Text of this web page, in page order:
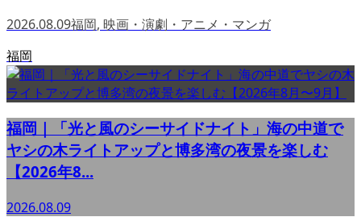
2026.08.09福岡, 映画・演劇・アニメ・マンガ
福岡
福岡｜「光と風のシーサイドナイト」海の中道で
ヤシの木ライトアップと博多湾の夜景を楽しむ
【2026年8...
2026.08.09